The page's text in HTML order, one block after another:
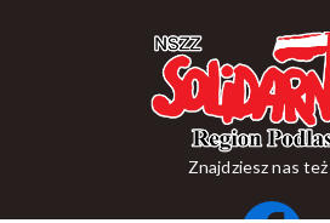
Znajdziesz nas